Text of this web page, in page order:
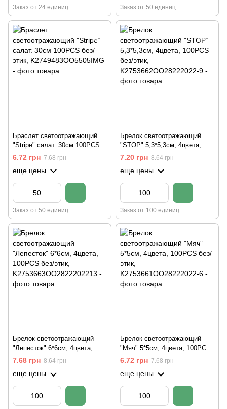
Заказ от 24 единиц Заказ от 50 единиц
Браслет светоотражающий
"Stripe" салат. 30см 100PCS
без/этик
6.72 грн 7.68 грн
еще цены
Заказ от 50 единиц
Брелок светоотражающий
"STOP" 5,3*5,3см, 4цвета,
100PCS без/этик
7.20 грн 8.64 грн
еще цены
Заказ от 100 единиц
Брелок светоотражающий
"Лепесток" 6*6см, 4цвета,
100PCS без/этик
7.68 грн 8.64 грн
еще цены
Брелок светоотражающий
"Мяч" 5*5см, 4цвета, 100PCS
без/этик
6.72 грн 7.68 грн
еще цены